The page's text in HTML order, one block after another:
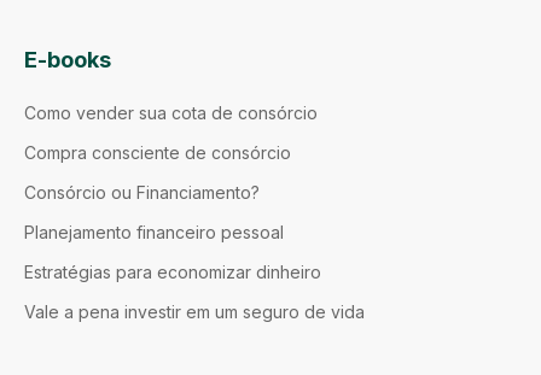
E-books
Como vender sua cota de consórcio
Compra consciente de consórcio
Consórcio ou Financiamento?
Planejamento financeiro pessoal
Estratégias para economizar dinheiro
Vale a pena investir em um seguro de vida